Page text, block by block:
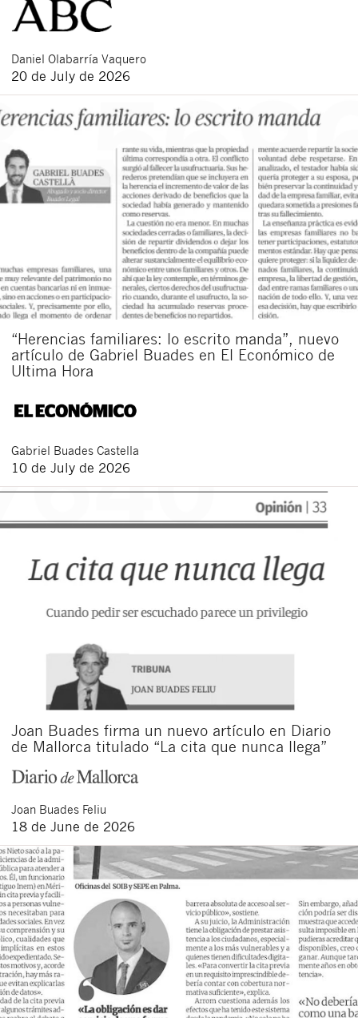
Daniel Olabarría Vaquero
20 de July de 2026
“Herencias familiares: lo escrito manda”, nuevo
artículo de Gabriel Buades en El Económico de
Ultima Hora
Gabriel Buades Castella
10 de July de 2026
Joan Buades firma un nuevo artículo en Diario
de Mallorca titulado “La cita que nunca llega”
Joan Buades Feliu
18 de June de 2026